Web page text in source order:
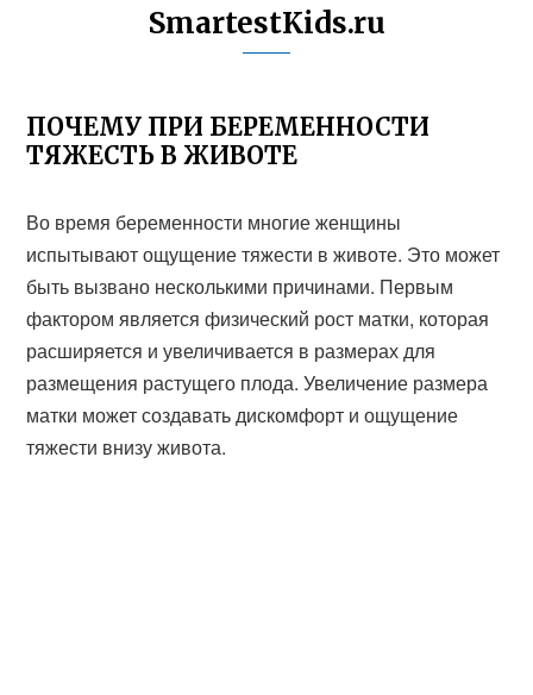
SmartestKids.ru
ПОЧЕМУ ПРИ БЕРЕМЕННОСТИ
ТЯЖЕСТЬ В ЖИВОТЕ
Во время беременности многие женщины
испытывают ощущение тяжести в животе. Это может
быть вызвано несколькими причинами. Первым
фактором является физический рост матки, которая
расширяется и увеличивается в размерах для
размещения растущего плода. Увеличение размера
матки может создавать дискомфорт и ощущение
тяжести внизу живота.